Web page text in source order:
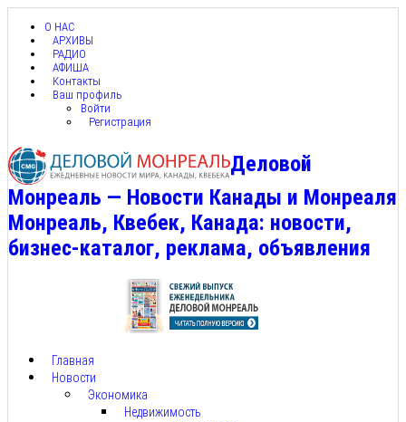
О НАС
АРХИВЫ
РАДИО
АФИША
Контакты
Ваш профиль
Войти
Регистрация
Деловой
Монреаль — Новости Канады и Монреаля
Монреаль, Квебек, Канада: новости,
бизнес-каталог, реклама, объявления
Главная
Новости
Экономика
Недвижимость